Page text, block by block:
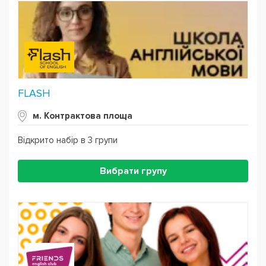
FLASH
м. Контрактова площа
Відкрито набір в 3 групи
Вибрати групу